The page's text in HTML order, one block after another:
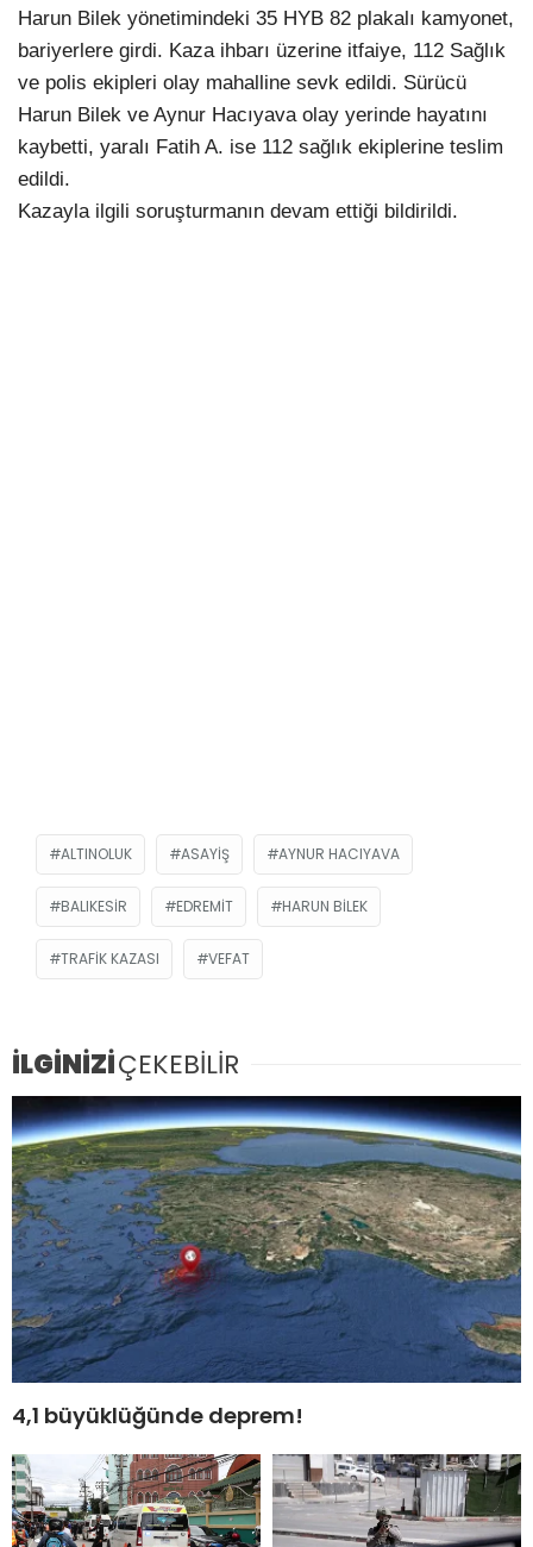
Harun Bilek yönetimindeki 35 HYB 82 plakalı kamyonet,
bariyerlere girdi. Kaza ihbarı üzerine itfaiye, 112 Sağlık
ve polis ekipleri olay mahalline sevk edildi. Sürücü
Harun Bilek ve Aynur Hacıyava olay yerinde hayatını
kaybetti, yaralı Fatih A. ise 112 sağlık ekiplerine teslim
edildi.
Kazayla ilgili soruşturmanın devam ettiği bildirildi.
ALTINOLUK ASAYIŞ AYNUR HACIYAVA
BALIKESIR EDREMIT HARUN BILEK
TRAFIK KAZASI VEFAT
İLGİNİZİÇEKEBİLİR
4,1 büyüklüğünde deprem!